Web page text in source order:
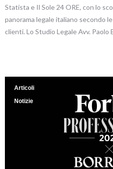
Statista e Il Sole 24 ORE, con lo
panorama legale italiano secondo
clienti. Lo Studio Legale Avv.
Articoli
Notizie